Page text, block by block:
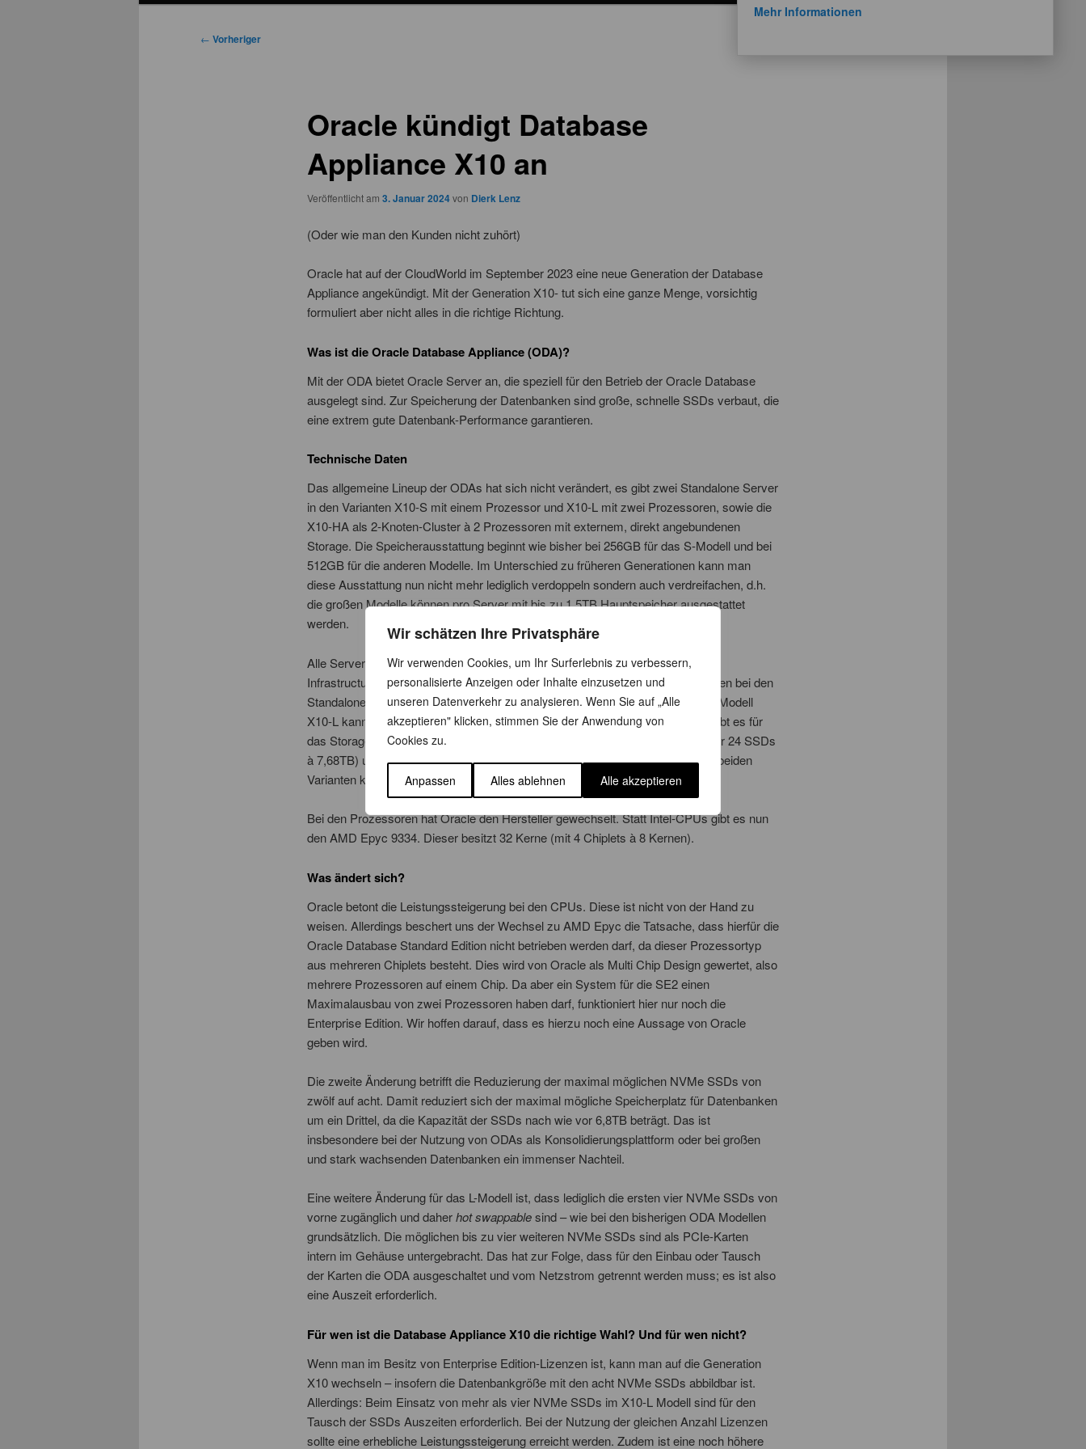
Wir schätzen Ihre Privatsphäre
Wir verwenden Cookies, um Ihr Surferlebnis zu verbessern,
personalisierte Anzeigen oder Inhalte einzusetzen und
unseren Datenverkehr zu analysieren. Wenn Sie auf „Alle
akzeptieren" klicken, stimmen Sie der Anwendung von
Cookies zu.
Anpassen Alles ablehnen Alle akzeptieren
Beitragsnavigation
← Vorheriger
Oracle kündigt Database
Appliance X10 an
Veröffentlicht am 3. Januar 2024von Dierk Lenz
(Oder wie man den Kunden nicht zuhört)
Oracle hat auf der CloudWorld im September 2023 eine neue Generation der Database
Appliance angekündigt. Mit der Generation X10- tut sich eine ganze Menge, vorsichtig
formuliert aber nicht alles in die richtige Richtung.
Was ist die Oracle Database Appliance (ODA)?
Mit der ODA bietet Oracle Server an, die speziell für den Betrieb der Oracle Database
ausgelegt sind. Zur Speicherung der Datenbanken sind große, schnelle SSDs verbaut, die
eine extrem gute Datenbank-Performance garantieren.
Technische Daten
Das allgemeine Lineup der ODAs hat sich nicht verändert, es gibt zwei Standalone Server
in den Varianten X10-S mit einem Prozessor und X10-L mit zwei Prozessoren, sowie die
X10-HA als 2-Knoten-Cluster à 2 Prozessoren mit externem, direkt angebundenen
Storage. Die Speicherausstattung beginnt wie bisher bei 256GB für das S-Modell und bei
512GB für die anderen Modelle. Im Unterschied zu früheren Generationen kann man
diese Ausstattung nun nicht mehr lediglich verdoppeln sondern auch verdreifachen, d.h.
die großen Modelle können pro Server mit bis zu 1,5TB Hauptspeicher ausgestattet
werden.
Alle Server haben zwei M.2 NVMs SSDs à 240GB für Betriebssystem, Grid
Infrastructure und die Appliance Software. Für die Speicherung von Daten stehen bei den
Standalone Servern zwei NVMe SSDs à 6,8TB zur Verfügung, beim größeren Modell
X10-L kann dies erweitert werden auf bis zu 8 NVMe SSDs. Bei der X10-HA gibt es für
das Storage Shelf wiederum die Varianten High Performance (mit 6, 12, 18 oder 24 SSDs
à 7,68TB) und High Capacity (mit 6 SSDs à 7,68TB und 18 HDDs à 22TB). In beiden
Varianten kann noch ein vollausgebautes zweites Shelf ergänzt werden.
Bei den Prozessoren hat Oracle den Hersteller gewechselt. Statt Intel-CPUs gibt es nun
den AMD Epyc 9334. Dieser besitzt 32 Kerne (mit 4 Chiplets à 8 Kernen).
Was ändert sich?
Oracle betont die Leistungssteigerung bei den CPUs. Diese ist nicht von der Hand zu
weisen. Allerdings beschert uns der Wechsel zu AMD Epyc die Tatsache, dass hierfür die
Oracle Database Standard Edition nicht betrieben werden darf, da dieser Prozessortyp
aus mehreren Chiplets besteht. Dies wird von Oracle als Multi Chip Design gewertet, also
mehrere Prozessoren auf einem Chip. Da aber ein System für die SE2 einen
Maximalausbau von zwei Prozessoren haben darf, funktioniert hier nur noch die
Enterprise Edition. Wir hoffen darauf, dass es hierzu noch eine Aussage von Oracle
geben wird.
Die zweite Änderung betrifft die Reduzierung der maximal möglichen NVMe SSDs von
zwölf auf acht. Damit reduziert sich der maximal mögliche Speicherplatz für Datenbanken
um ein Drittel, da die Kapazität der SSDs nach wie vor 6,8TB beträgt. Das ist
insbesondere bei der Nutzung von ODAs als Konsolidierungsplattform oder bei großen
und stark wachsenden Datenbanken ein immenser Nachteil.
Eine weitere Änderung für das L-Modell ist, dass lediglich die ersten vier NVMe SSDs von
vorne zugänglich und daherhot swappablesind – wie bei den bisherigen ODA Modellen
grundsätzlich. Die möglichen bis zu vier weiteren NVMe SSDs sind als PCIe-Karten
intern im Gehäuse untergebracht. Das hat zur Folge, dass für den Einbau oder Tausch
der Karten die ODA ausgeschaltet und vom Netzstrom getrennt werden muss; es ist also
eine Auszeit erforderlich.
Für wen ist die Database Appliance X10 die richtige Wahl? Und für wen nicht?
Wenn man im Besitz von Enterprise Edition-Lizenzen ist, kann man auf die Generation
X10 wechseln – insofern die Datenbankgröße mit den acht NVMe SSDs abbildbar ist.
Allerdings: Beim Einsatz von mehr als vier NVMe SSDs im X10-L Modell sind für den
Tausch der SSDs Auszeiten erforderlich. Bei der Nutzung der gleichen Anzahl Lizenzen
sollte eine erhebliche Leistungssteigerung erreicht werden. Zudem ist eine noch höhere
Mehr Informationen